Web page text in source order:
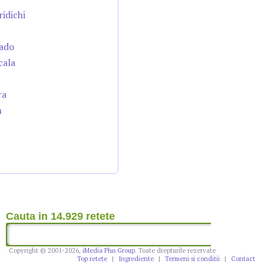
Cauta in 14.929 retete
Copyright © 2001-2026, iMedia Plus Group. Toate drepturile rezervate
Top retete
| Ingrediente | Termeni si conditii | Contact